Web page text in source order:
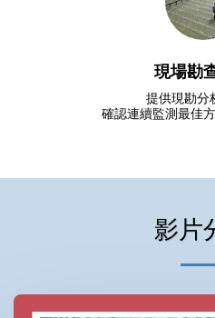
現場勘
提供現勘分
確認連續監測最佳
影片